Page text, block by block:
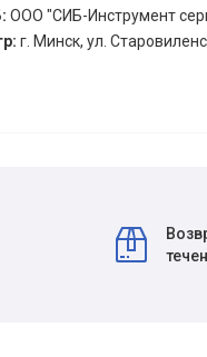
ООО "СИБ-Инструмент
г. Минск, ул.